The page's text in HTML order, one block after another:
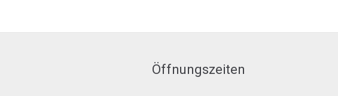
Öffnungszeiten